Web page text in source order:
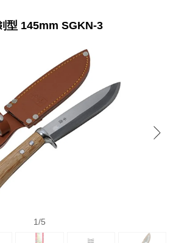
型 145mm SGKN-3
1/5